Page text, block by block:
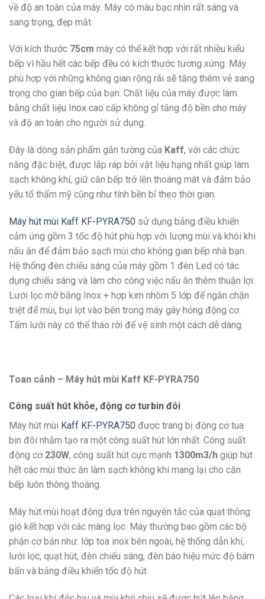
về độ an toàn của máy. Máy có màu bạc nhìn rất sáng và
sang trọng, đẹp mắt.
Với kích thước 75cm máy có thể kết hợp với rất nhiều kiểu
bếp vì hầu hết các bếp đều có kích thước tương xứng. Máy
phù hợp với những không gian rộng rãi sẽ tăng thêm vẻ sang
trọng cho gian bếp của bạn. Chất liệu của máy được làm
bằng chất liệu Inox cao cấp không gỉ tăng độ bền cho máy
và độ an toàn cho người sử dụng.
Đây là dòng sản phẩm gắn tường của Kaff, với các chức
năng đặc biệt, được lắp ráp bởi vật liệu hạng nhất giúp làm
sạch không khí, giữ căn bếp trở lên thoáng mát và đảm bảo
yếu tố thẩm mỹ cũng như tính bền bỉ theo thời gian.
Máy hút mùi Kaff KF-PYRA750 sử dụng bảng điều khiển
cảm ứng gồm 3 tốc độ hút phù hợp với lượng mùi và khói khi
nấu ăn để đảm bảo sạch mùi cho không gian bếp nhà bạn.
Hệ thống đèn chiếu sáng của máy gồm 1 đèn Led có tác
dụng chiếu sáng và làm cho công việc nấu ăn thêm thuận lợi.
Lưới lọc mỡ bằng Inox + hợp kim nhôm 5 lớp để ngăn chặn
triệt để mùi, bụi lọt vào bên trong máy gây hỏng động cơ.
Tấm lưới này có thể tháo rời để vệ sinh một cách dễ dàng.
Toan cảnh – Máy hút mùi Kaff KF-PYRA750
Công suất hút khỏe, động cơ turbin đôi
Máy hút mùi Kaff KF-PYRA750 được trang bị động cơ tua
bin đôi nhằm tạo ra một công suất hút lớn nhất. Công suất
động cơ 230W, công suất hút cực mạnh 1300m3/h giúp hút
hết các mùi thức ăn làm sạch không khí mang lại cho căn
bếp luôn thông thoáng.
Máy hút mùi hoạt động dựa trên nguyên tắc của quạt thông
gió kết hợp với các màng lọc. Máy thường bao gồm các bộ
phận cơ bản như: lớp toa inox bên ngoài, hệ thống dẫn khí,
lưới lọc, quạt hút, đèn chiếu sáng, đèn báo hiệu mức độ bám
bẩn và bảng điều khiển tốc độ hút.